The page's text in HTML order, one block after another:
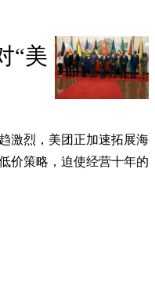
“美
激烈，美团正加速拓展海
价策略，迫使经营十年的